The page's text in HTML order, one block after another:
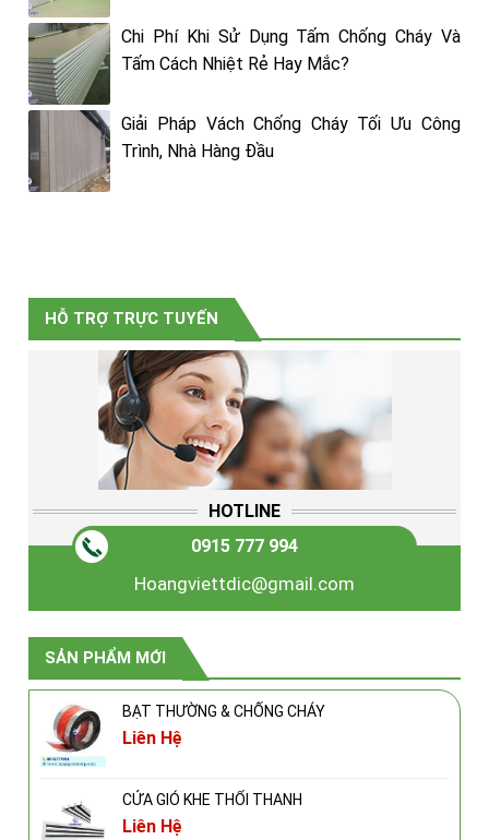
Chi Phí Khi Sử Dụng Tấm Chống Cháy Và
Tấm Cách Nhiệt Rẻ Hay Mắc?
Giải Pháp Vách Chống Cháy Tối Ưu Công
Trình, Nhà Hàng Đầu
HỖ TRỢ TRỰC TUYẾN
HOTLINE
0915 777 994
Hoangviettdic@gmail.com
SẢN PHẨM MỚI
BẠT THƯỜNG & CHỐNG CHÁY
Liên Hệ
CỬA GIÓ KHE THỔI THANH
Liên Hệ